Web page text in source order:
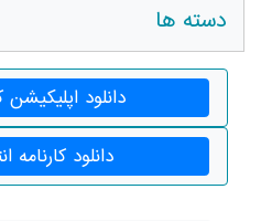
دسته ها
دانلود اپلیکیشن
دانلود کارنامه